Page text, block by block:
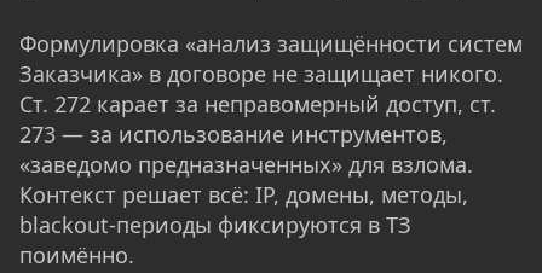
Формулировка «анализ защищённости систем
Заказчика» в договоре не защищает никого.
Ст. 272 карает за неправомерный доступ, ст.
273 — за использование инструментов,
«заведомо предназначенных» для взлома.
Контекст решает всё: IP, домены, методы,
blackout-периоды фиксируются в ТЗ
поимённо.